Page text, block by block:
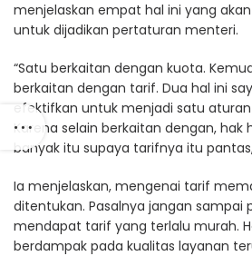
menjelaskan empat hal ini yang
untuk dijadikan pertaturan menteri.
“Satu berkaitan dengan kuota.
berkaitan dengan tarif. Dua hal ini
efektifkan untuk menjadi satu
Karena selain berkaitan dengan, hak
banyak itu supaya tarifnya itu
Ia menjelaskan, mengenai tarif
ditentukan. Pasalnya jangan sampai
mendapat tarif yang terlalu murah.
berdampak pada kualitas layanan